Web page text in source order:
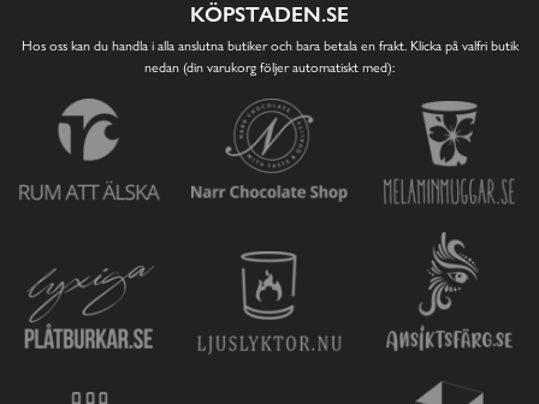
KÖPSTADEN.SE
Hos oss kan du handla i alla anslutna butiker och bara betala en frakt. Klicka på valfri butik
nedan (din varukorg följer automatiskt med):